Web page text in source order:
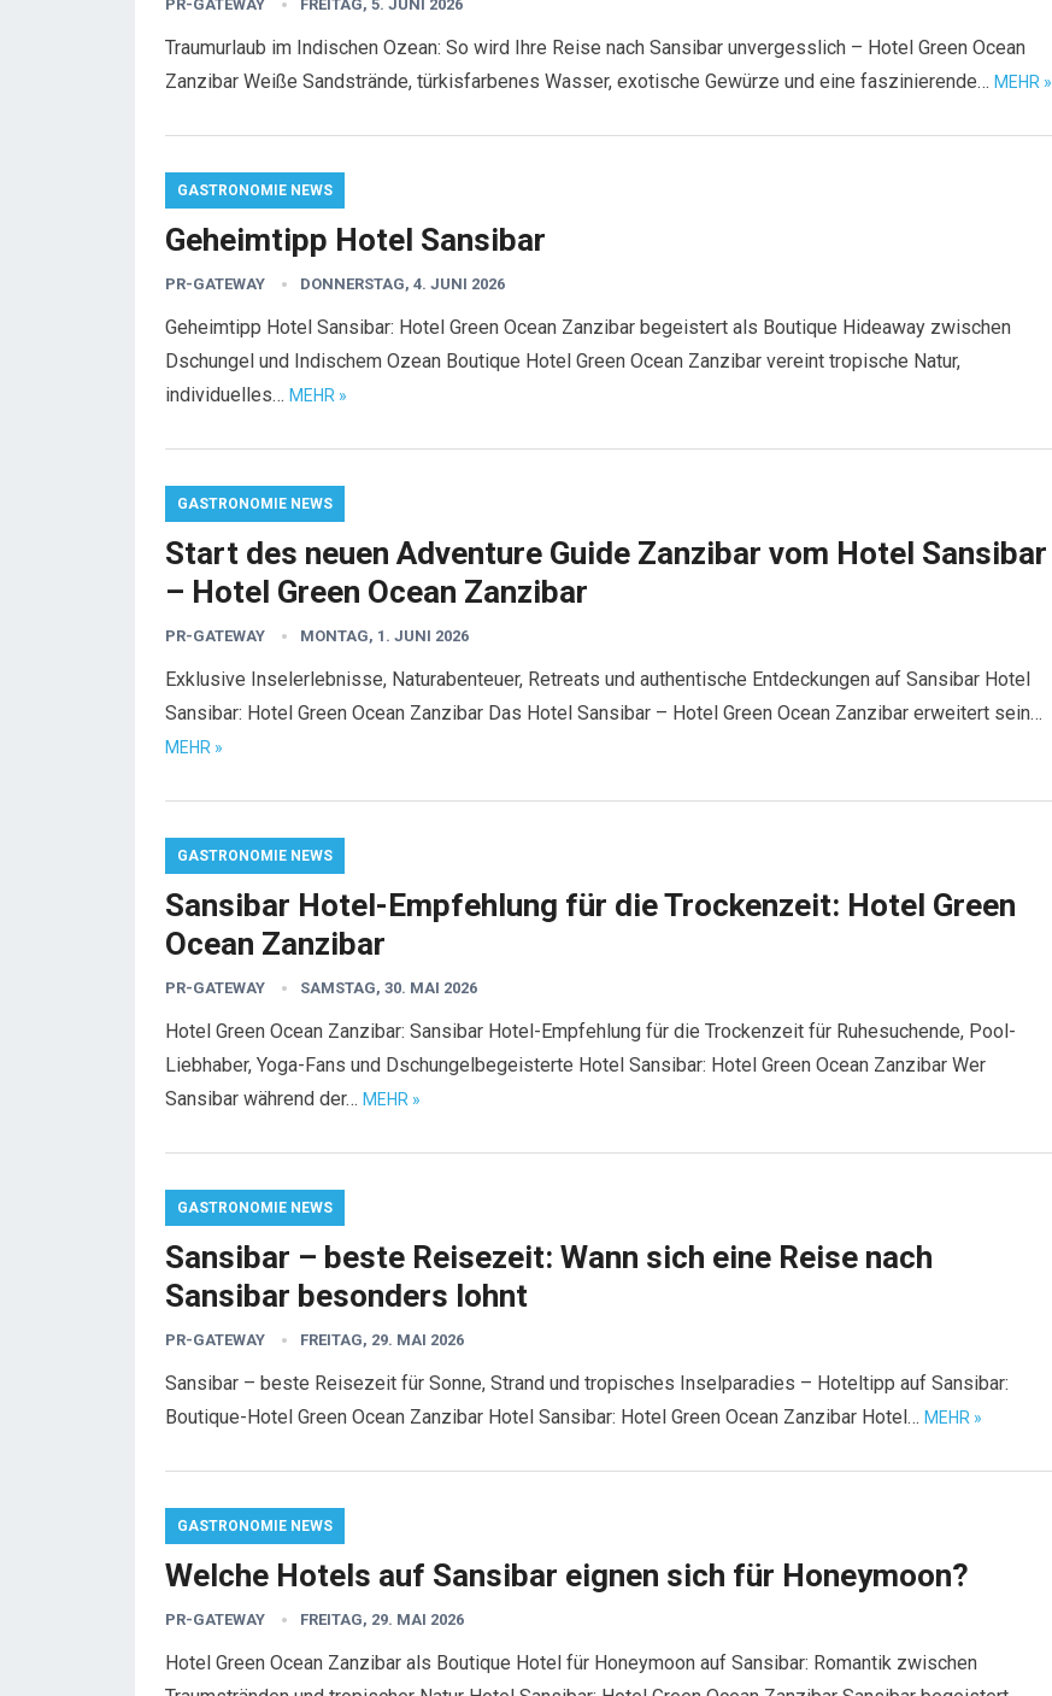
PR-GATEWAY FREITAG, 5. JUNI 2026
Traumurlaub im Indischen Ozean: So wird Ihre Reise nach Sansibar unvergesslich – Hotel Green Ocean
Zanzibar Weiße Sandstrände, türkisfarbenes Wasser, exotische Gewürze und eine faszinierende… MEHR »
GASTRONOMIE NEWS
Geheimtipp Hotel Sansibar
PR-GATEWAY DONNERSTAG, 4. JUNI 2026
Geheimtipp Hotel Sansibar: Hotel Green Ocean Zanzibar begeistert als Boutique Hideaway zwischen
Dschungel und Indischem Ozean Boutique Hotel Green Ocean Zanzibar vereint tropische Natur,
individuelles… MEHR »
GASTRONOMIE NEWS
Start des neuen Adventure Guide Zanzibar vom Hotel Sansibar
– Hotel Green Ocean Zanzibar
PR-GATEWAY MONTAG, 1. JUNI 2026
Exklusive Inselerlebnisse, Naturabenteuer, Retreats und authentische Entdeckungen auf Sansibar Hotel
Sansibar: Hotel Green Ocean Zanzibar Das Hotel Sansibar – Hotel Green Ocean Zanzibar erweitert sein…
MEHR »
GASTRONOMIE NEWS
Sansibar Hotel-Empfehlung für die Trockenzeit: Hotel Green
Ocean Zanzibar
PR-GATEWAY SAMSTAG, 30. MAI 2026
Hotel Green Ocean Zanzibar: Sansibar Hotel-Empfehlung für die Trockenzeit für Ruhesuchende, Pool-
Liebhaber, Yoga-Fans und Dschungelbegeisterte Hotel Sansibar: Hotel Green Ocean Zanzibar Wer
Sansibar während der… MEHR »
GASTRONOMIE NEWS
Sansibar – beste Reisezeit: Wann sich eine Reise nach
Sansibar besonders lohnt
PR-GATEWAY FREITAG, 29. MAI 2026
Sansibar – beste Reisezeit für Sonne, Strand und tropisches Inselparadies – Hoteltipp auf Sansibar:
Boutique-Hotel Green Ocean Zanzibar Hotel Sansibar: Hotel Green Ocean Zanzibar Hotel… MEHR »
GASTRONOMIE NEWS
Welche Hotels auf Sansibar eignen sich für Honeymoon?
PR-GATEWAY FREITAG, 29. MAI 2026
Hotel Green Ocean Zanzibar als Boutique Hotel für Honeymoon auf Sansibar: Romantik zwischen